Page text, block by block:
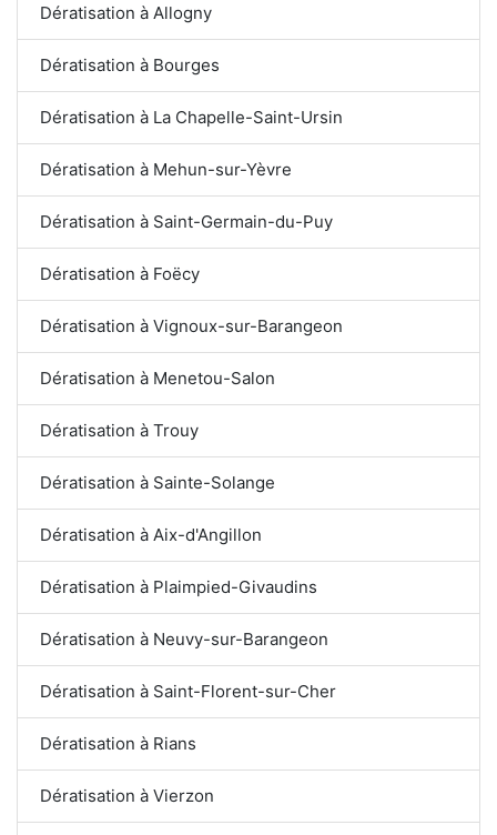
Dératisation à Allogny
Dératisation à Bourges
Dératisation à La Chapelle-Saint-Ursin
Dératisation à Mehun-sur-Yèvre
Dératisation à Saint-Germain-du-Puy
Dératisation à Foëcy
Dératisation à Vignoux-sur-Barangeon
Dératisation à Menetou-Salon
Dératisation à Trouy
Dératisation à Sainte-Solange
Dératisation à Aix-d'Angillon
Dératisation à Plaimpied-Givaudins
Dératisation à Neuvy-sur-Barangeon
Dératisation à Saint-Florent-sur-Cher
Dératisation à Rians
Dératisation à Vierzon